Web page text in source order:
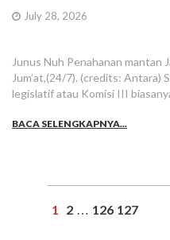
July 28, 2026
Junus Nuh Penahanan mantan
Jum’at,(24/7). (credits: Antara)
legislatif atau Komisi III
BACA SELENGKAPNYA...
1 2 … 126 127